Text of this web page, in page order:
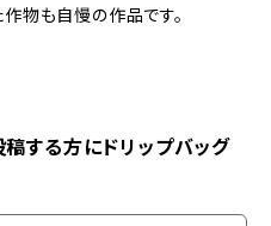
物も自慢の作品です。
する方にドリップバッグ